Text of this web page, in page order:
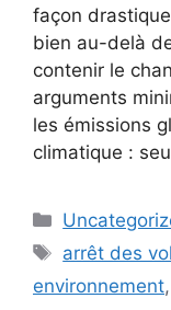
façon
bien au-delà
contenir le
arguments
les émissions
climatique :
Catégories
Étiquettes
arrêt des
environnement,